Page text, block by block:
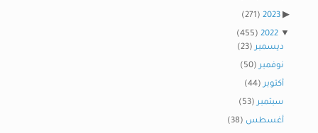
2023
(271)
2022
(455)
ديسمبر(23)
نوفمبر(50)
أكتوبر(44)
سبتمبر(53)
أغسطس (38)